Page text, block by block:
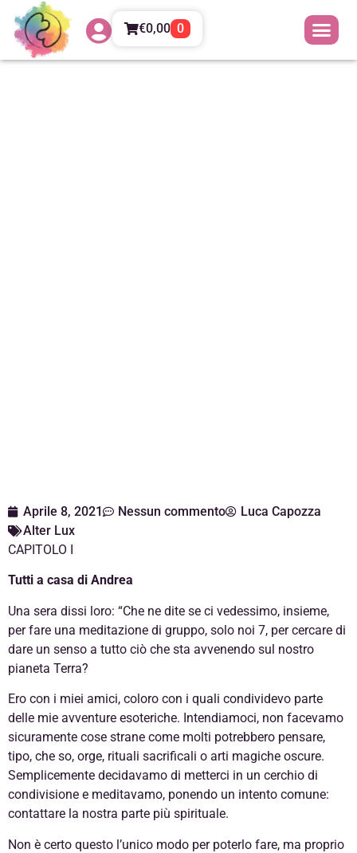
€0,00 0
Aprile 8, 2021 Nessun commento
Luca Capozza
Alter Lux
CAPITOLO I
Tutti a casa di Andrea
Una sera dissi loro: “Che ne dite se ci vedessimo, insieme,
per fare una meditazione di gruppo, solo noi 7, per cercare di
dare un senso a tutto ciò che sta avvenendo sul nostro
pianeta Terra?
Ero con i miei amici, coloro con i quali condividevo parte
delle mie avventure esoteriche. Intendiamoci, non facevamo
sicuramente cose strane come molti potrebbero pensare,
tipo, che so, orge, rituali sacrificali o arti magiche oscure.
Semplicemente decidavamo di metterci in un cerchio di
condivisione e meditavamo, ponendo un intento comune:
contattare la nostra parte più spirituale.
Non è certo questo l’unico modo per poterlo fare, ma proprio